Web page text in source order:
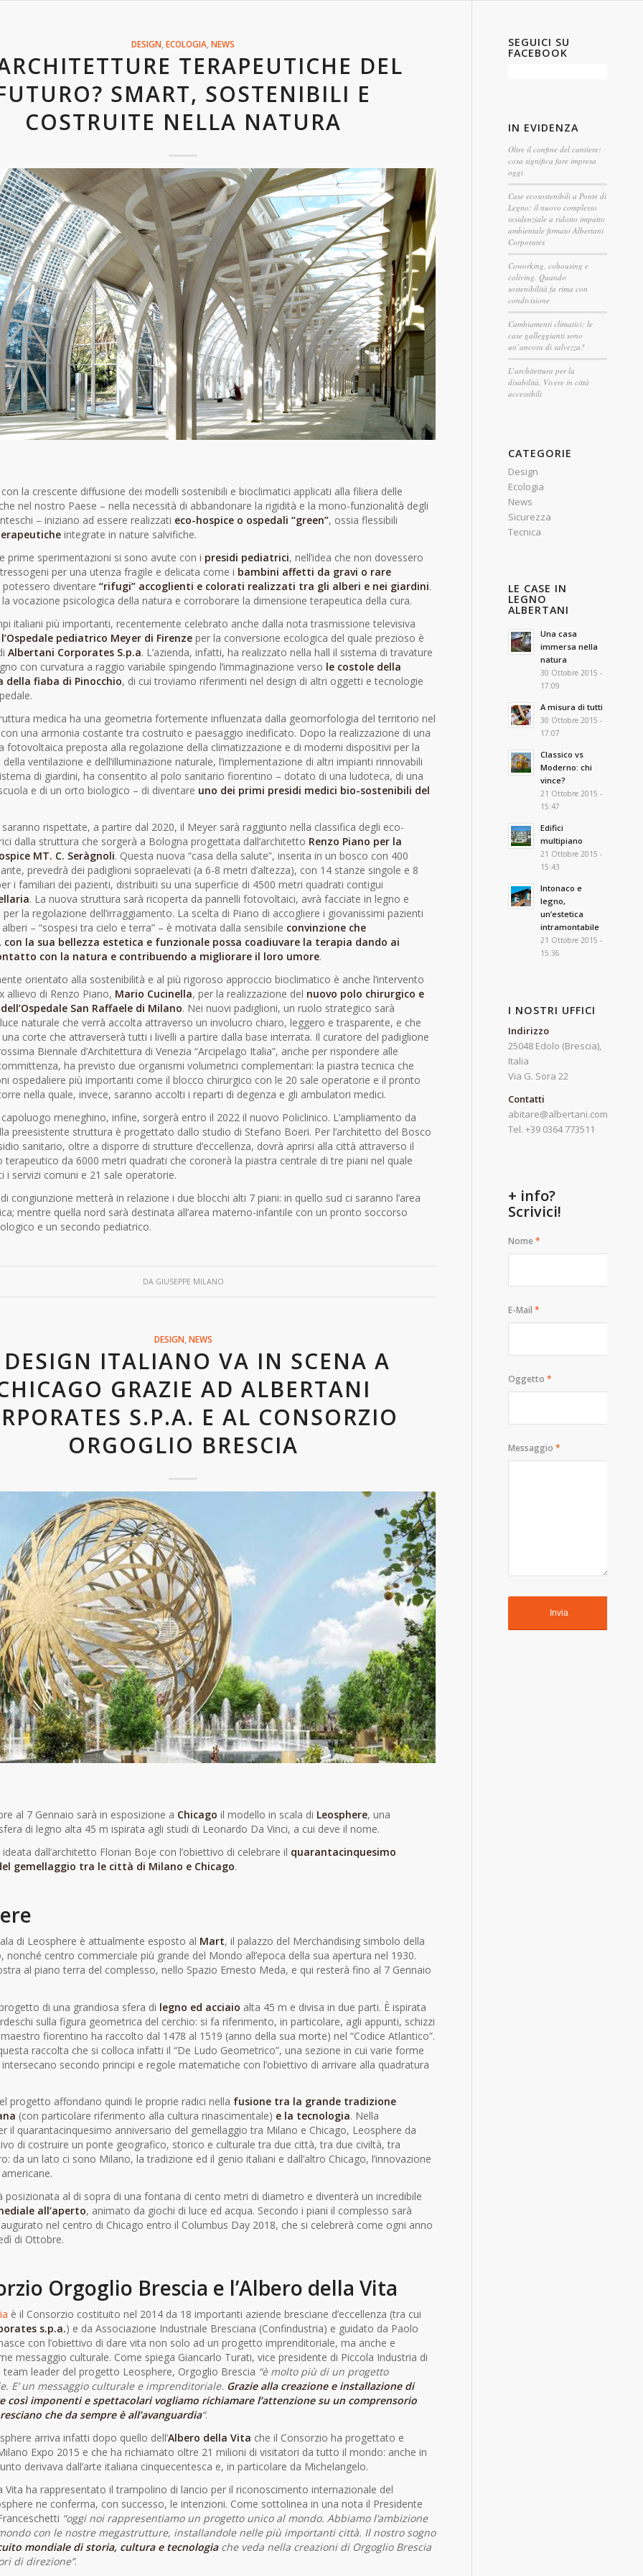
DESIGN ,ECOLOGIA ,NEWS
TERAPEUTICHE DEL
SMART, SOSTENIBILI E
COSTRUITE NELLA NATURA
la crescente diffusione dei modelli sostenibili e bioclimatici applicati alla filiera delle
nel nostro Paese – nella necessità di abbandonare la rigidità e la mono-funzionalità degli
– iniziano ad essere realizzati eco-hospice o ospedali “green”, ossia flessibili
integrate in nature salvifiche.
prime sperimentazioni si sono avute con i presidi pediatrici, nell’idea che non dovessero
per una utenza fragile e delicata come i bambini affetti da gravi o rare
potessero diventare “rifugi” accoglienti e colorati realizzati tra gli alberi e nei giardini.
vocazione psicologica della natura e corroborare la dimensione terapeutica della cura.
italiani più importanti, recentemente celebrato anche dalla nota trasmissione televisiva
l’Ospedale pediatrico Meyer di Firenze per la conversione ecologica del quale prezioso è
Albertani Corporates S.p.a. L’azienda, infatti, ha realizzato nella hall il sistema di travature
con curvatura a raggio variabile spingendo l’immaginazione verso le costole della
della fiaba di Pinocchio, di cui troviamo riferimenti nel design di altri oggetti e tecnologie
medica ha una geometria fortemente influenzata dalla geomorfologia del territorio nel
una armonia costante tra costruito e paesaggio inedificato. Dopo la realizzazione di una
fotovoltaica preposta alla regolazione della climatizzazione e di moderni dispositivi per la
ventilazione e dell’illuminazione naturale, l’implementazione di altri impianti rinnovabili
di giardini, ha consentito al polo sanitario fiorentino – dotato di una ludoteca, di una
e di un orto biologico – di diventare uno dei primi presidi medici bio-sostenibili del
rispettate, a partire dal 2020, il Meyer sarà raggiunto nella classifica degli eco-
dalla struttura che sorgerà a Bologna progettata dall’architetto Renzo Piano per la
MT. C. Seràgnoli. Questa nuova “casa della salute”, inserita in un bosco con 400
prevedrà dei padiglioni sopraelevati (a 6-8 metri d’altezza), con 14 stanze singole e 8
i familiari dei pazienti, distribuiti su una superficie di 4500 metri quadrati contigui
. La nuova struttura sarà ricoperta da pannelli fotovoltaici, avrà facciate in legno e
la regolazione dell’irraggiamento. La scelta di Piano di accogliere i giovanissimi pazienti
alberi – “sospesi tra cielo e terra” – è motivata dalla sensibile convinzione che
la sua bellezza estetica e funzionale possa coadiuvare la terapia dando ai
con la natura e contribuendo a migliorare il loro umore.
orientato alla sostenibilità e al più rigoroso approccio bioclimatico è anche l’intervento
allievo di Renzo Piano, Mario Cucinella, per la realizzazione del nuovo polo chirurgico e
San Raffaele di Milano. Nei nuovi padiglioni, un ruolo strategico sarà
naturale che verrà accolta attraverso un involucro chiaro, leggero e trasparente, e che
corte che attraverserà tutti i livelli a partire dalla base interrata. Il curatore del padiglione
Biennale d’Architettura di Venezia “Arcipelago Italia”, anche per rispondere alle
ha previsto due organismi volumetrici complementari: la piastra tecnica che
ospedaliere più importanti come il blocco chirurgico con le 20 sale operatorie e il pronto
nella quale, invece, saranno accolti i reparti di degenza e gli ambulatori medici.
meneghino, infine, sorgerà entro il 2022 il nuovo Policlinico. L’ampliamento da
preesistente struttura è progettato dallo studio di Stefano Boeri. Per l’architetto del Bosco
sanitario, oltre a disporre di strutture d’eccellenza, dovrà aprirsi alla città attraverso il
terapeutico da 6000 metri quadrati che coronerà la piastra centrale di tre piani nel quale
i servizi comuni e 21 sale operatorie.
congiunzione metterà in relazione i due blocchi alti 7 piani: in quello sud ci saranno l’area
mentre quella nord sarà destinata all’area materno-infantile con un pronto soccorso
e un secondo pediatrico.
DA GIUSEPPE MILANO
DESIGN NEWS
ITALIANO VA IN SCENA A
GRAZIE AD ALBERTANI
S.P.A. E AL CONSORZIO
ORGOGLIO BRESCIA
al 7 Gennaio sarà in esposizione a Chicago il modello in scala di Leosphere, una
di legno alta 45 m ispirata agli studi di Leonardo Da Vinci, a cui deve il nome.
ideata dall’architetto Florian Boje con l’obiettivo di celebrare il quarantacinquesimo
gemellaggio tra le città di Milano e Chicago.
di Leosphere è attualmente esposto al Mart, il palazzo del Merchandising simbolo della
nonché centro commerciale più grande del Mondo all’epoca della sua apertura nel 1930.
al piano terra del complesso, nello Spazio Ernesto Meda, e qui resterà fino al 7 Gennaio
di una grandiosa sfera di legno ed acciaio alta 45 m e divisa in due parti. È ispirata
sulla figura geometrica del cerchio: si fa riferimento, in particolare, agli appunti, schizzi
fiorentino ha raccolto dal 1478 al 1519 (anno della sua morte) nel “Codice Atlantico”.
raccolta che si colloca infatti il “De Ludo Geometrico”, una sezione in cui varie forme
secondo principi e regole matematiche con l’obiettivo di arrivare alla quadratura
progetto affondano quindi le proprie radici nella fusione tra la grande tradizione
(con particolare riferimento alla cultura rinascimentale) e la tecnologia. Nella
il quarantacinquesimo anniversario del gemellaggio tra Milano e Chicago, Leosphere da
di costruire un ponte geografico, storico e culturale tra due città, tra due civiltà, tra
da un lato ci sono Milano, la tradizione ed il genio italiani e dall’altro Chicago, l’innovazione
posizionata al di sopra di una fontana di cento metri di diametro e diventerà un incredibile
all’aperto, animato da giochi di luce ed acqua. Secondo i piani il complesso sarà
nel centro di Chicago entro il Columbus Day 2018, che si celebrerà come ogni anno
di Ottobre.
Orgoglio Brescia e l’Albero della Vita
è il Consorzio costituito nel 2014 da 18 importanti aziende bresciane d’eccellenza (tra cui
s.p.a.) e da Associazione Industriale Bresciana (Confindustria) e guidato da Paolo
con l’obiettivo di dare vita non solo ad un progetto imprenditoriale, ma anche e
messaggio culturale. Come spiega Giancarlo Turati, vice presidente di Piccola Industria di
team leader del progetto Leosphere, Orgoglio Brescia “è molto più di un progetto
E’ un messaggio culturale e imprenditoriale. Grazie alla creazione e installazione di
così imponenti e spettacolari vogliamo richiamare l’attenzione su un comprensorio
che da sempre è all’avanguardia“.
arriva infatti dopo quello dell’Albero della Vita che il Consorzio ha progettato e
Expo 2015 e che ha richiamato oltre 21 milioni di visitatori da tutto il mondo: anche in
derivava dall’arte italiana cinquecentesca e, in particolare da Michelangelo.
Vita ha rappresentato il trampolino di lancio per il riconoscimento internazionale del
ne conferma, con successo, le intenzioni. Come sottolinea in una nota il Presidente
“oggi noi rappresentiamo un progetto unico al mondo. Abbiamo l’ambizione
con le nostre megastrutture, installandole nelle più importanti città. Il nostro sogno
mondiale di storia, cultura e tecnologiache veda nella creazioni di Orgoglio Brescia
di direzione”.
SEGUICI SU
FACEBOOK
IN EVIDENZA
Oltre il confine del cantiere:
cosa significa fare impresa
oggi
Case ecosostenibili a Ponte di
Legno: il nuovo complesso
residenziale a ridotto impatto
ambientale firmato Albertani
Corporates
Coworking, cohousing e
coliving. Quando
sostenibilità fa rima con
condivisione
Cambiamenti climatici: le
case galleggianti sono
un’ancora di salvezza?
L’architettura per la
disabilità. Vivere in città
accessibili
CATEGORIE
Design
Ecologia
News
Sicurezza
Tecnica
LE CASE IN
LEGNO
ALBERTANI
Una casa
immersa nella
natura
30 Ottobre 2015 -
17:09
A misura di tutti
30 Ottobre 2015 -
17:07
Classico vs
Moderno: chi
vince?
21 Ottobre 2015 -
15:47
Edifici
multipiano
21 Ottobre 2015 -
15:43
Intonaco e
legno,
un’estetica
intramontabile
21 Ottobre 2015 -
15:36
I NOSTRI UFFICI
Indirizzo
25048 Edolo (Brescia),
Italia
Via G. Sora 22
Contatti
abitare@albertani.com
Tel. +39 0364 773511
+ info?
Scrivici!
Nome*
E-Mail*
Oggetto*
Messaggio*